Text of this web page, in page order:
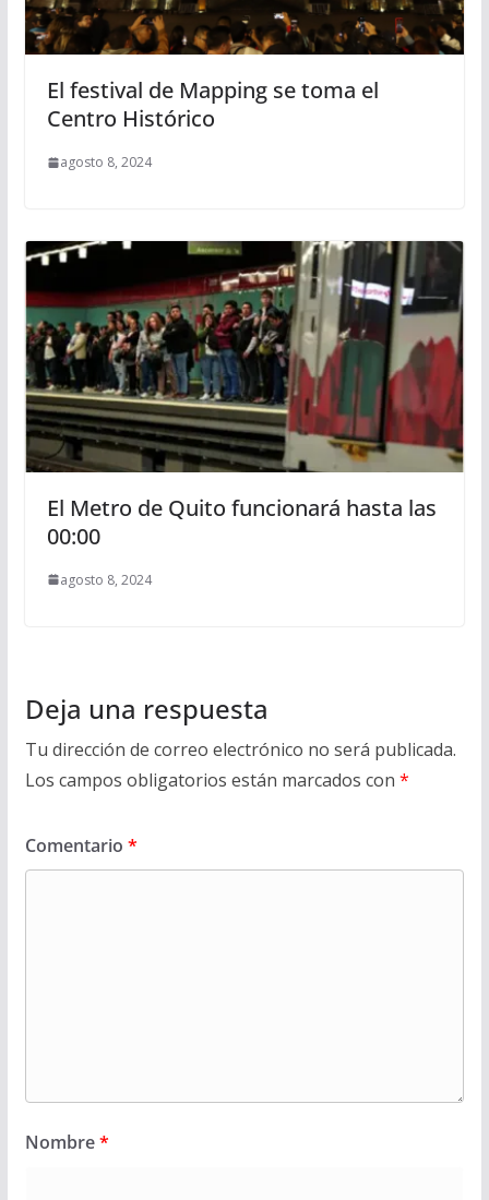
El festival de Mapping se toma el
Centro Histórico
agosto 8, 2024
El Metro de Quito funcionará hasta las
00:00
agosto 8, 2024
Deja una respuesta
Tu dirección de correo electrónico no será publicada.
Los campos obligatorios están marcados con *
Comentario *
Nombre*